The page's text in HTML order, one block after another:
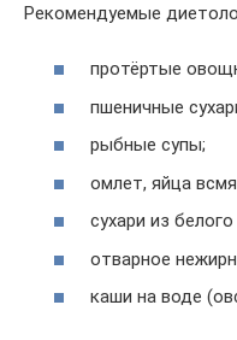
Рекомендуемые
протёртые
пшеничные
рыбные супы;
омлет, яйца
сухари из белого
отварное
каши на воде